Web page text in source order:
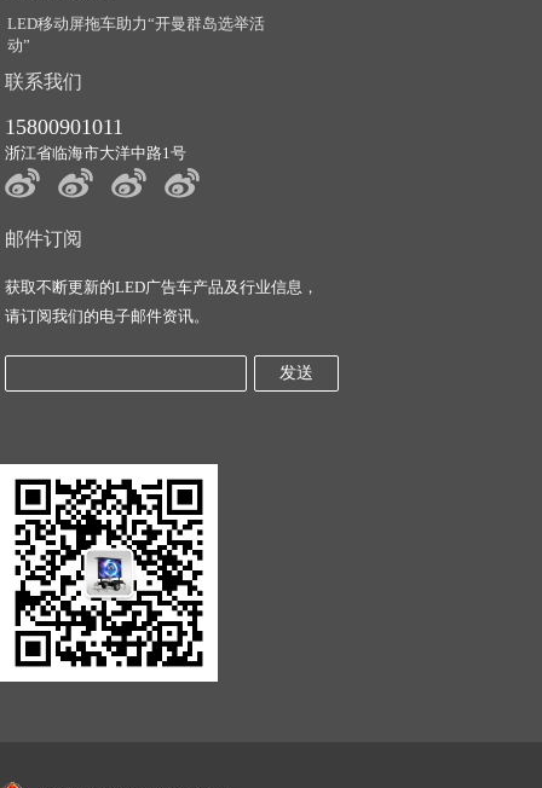
LED移动屏拖车助力“开曼群岛选举活
动”
联系我们
15800901011
浙江省临海市大洋中路1号
邮件订阅
获取不断更新的LED广告车产品及行业信息，
请订阅我们的电子邮件资讯。
发送